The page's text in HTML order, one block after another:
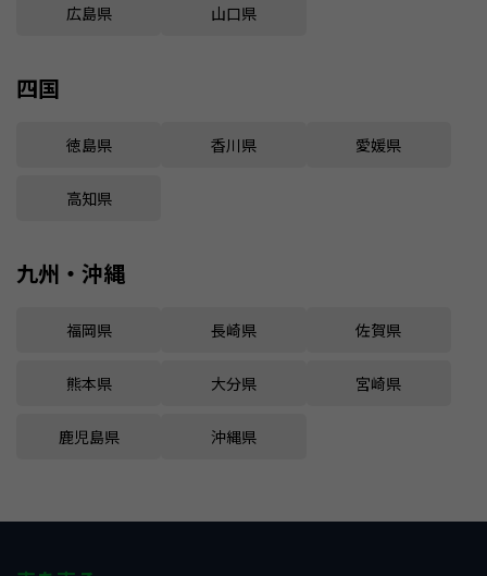
広島県 山口県
四国
徳島県 香川県 愛媛県
高知県
九州・沖縄
福岡県 長崎県 佐賀県
熊本県 大分県 宮崎県
鹿児島県 沖縄県